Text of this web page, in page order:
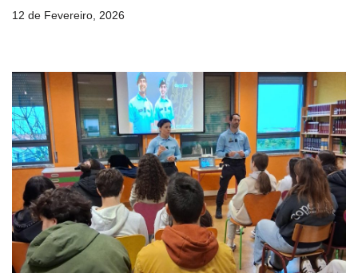
12 de Fevereiro, 2026